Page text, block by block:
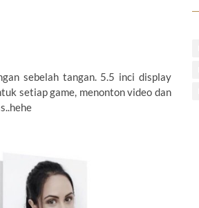
sebelah tangan. 5.5 inci display
setiap game, menonton video dan